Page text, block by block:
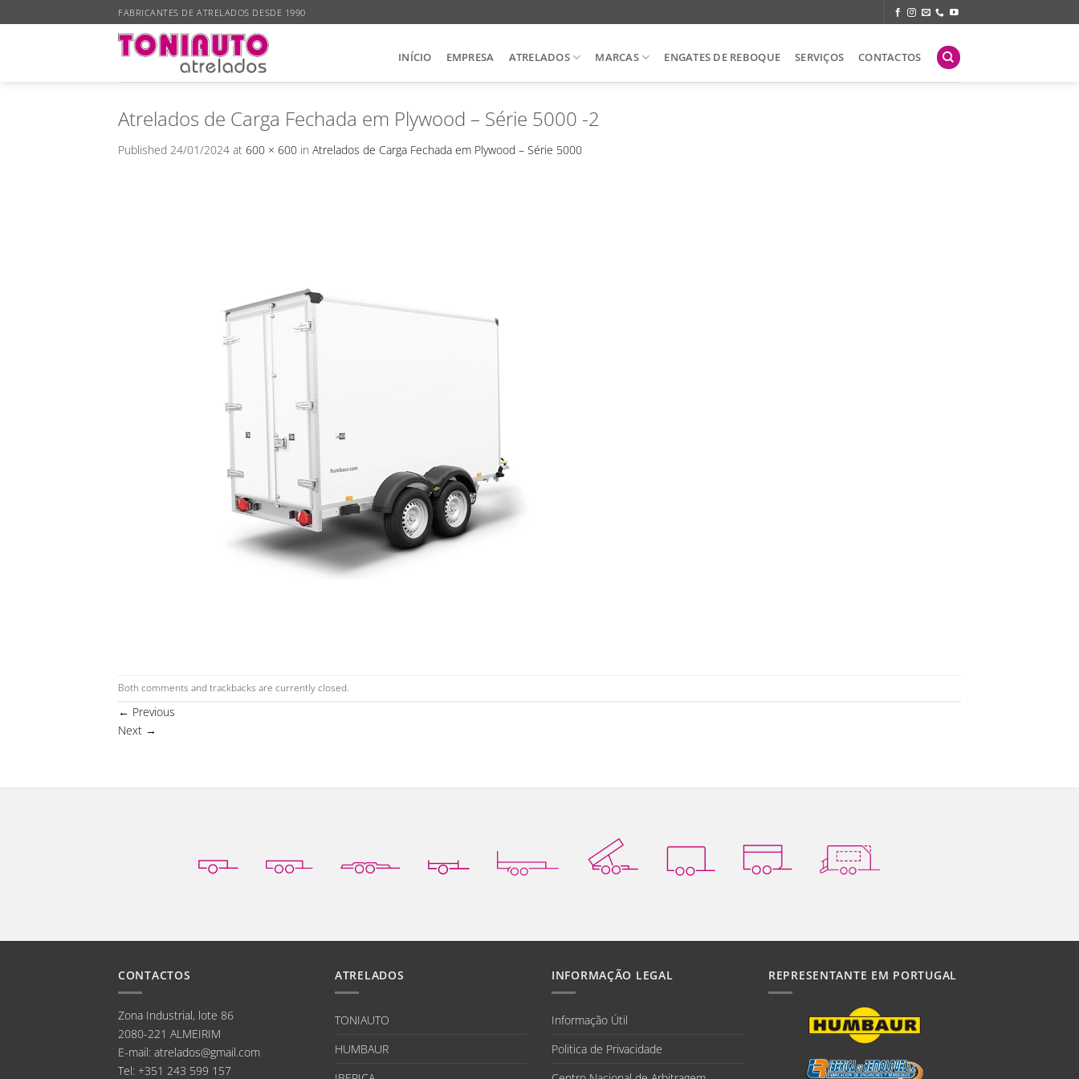
to
FABRICANTES DE ATRELADOS DESDE 1990
INÍCIO EMPRESA ATRELADOS MARCAS ENGATES DE REBOQUE SERVIÇOS CONTACTOS
Atrelados de Carga Fechada em Plywood – Série 5000 -2
Published 24/01/2024 at 600 × 600 in Atrelados de Carga Fechada em Plywood – Série 5000
Both comments and trackbacks are currently closed.
← Previous
Next →
CONTACTOS
Zona Industrial, lote 86
2080-221 ALMEIRIM
E-mail: atrelados@gmail.com
Tel: +351 243 599 157
ATRELADOS
TONIAUTO
HUMBAUR
INFORMAÇÃO LEGAL
Informação Útil
Politica de Privacidade
REPRESENTANTE EM PORTUGAL